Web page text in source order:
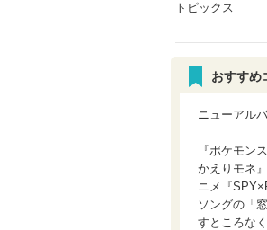
トピックス
おすすめ
ニューアル
『ポケモン
かえりモネ
ニメ『
ソングの「
すところな